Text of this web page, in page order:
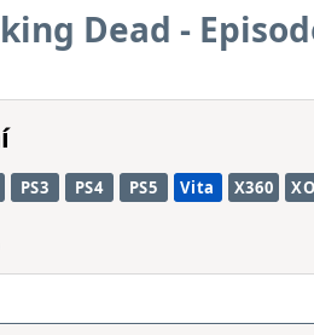
Dead -
PS3 PS4 PS5 Vita X360